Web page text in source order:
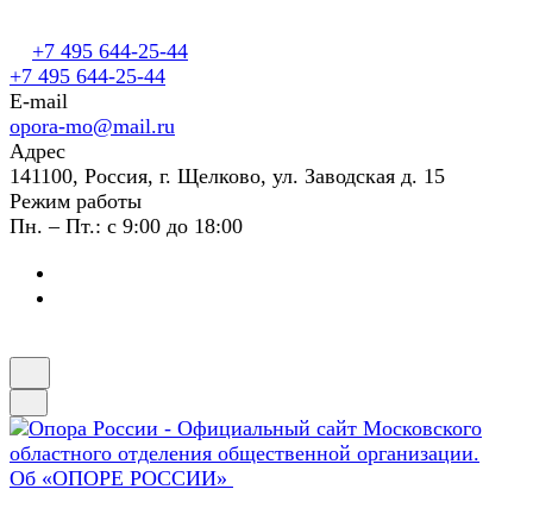
+7 495 644-25-44
+7 495 644-25-44
E-mail
opora-mo@mail.ru
Адрес
141100, Россия, г. Щелково, ул. Заводская д. 15
Режим работы
Пн. – Пт.: с 9:00 до 18:00
Об «ОПОРЕ РОССИИ»